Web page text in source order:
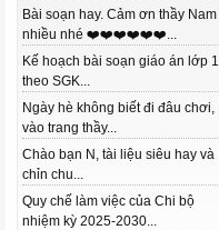
Bài soạn hay. Cảm ơn thầy Nam
nhiều nhé ❤️❤️❤️❤️❤️❤️...
Kế hoạch bài soạn giáo án lớp 1
theo SGK...
Ngày hè không biết đi đâu chơi,
vào trang thầy...
Chào bạn N, tài liệu siêu hay và
chỉn chu...
Quy chế làm việc của Chi bộ
nhiệm kỳ 2025-2030...